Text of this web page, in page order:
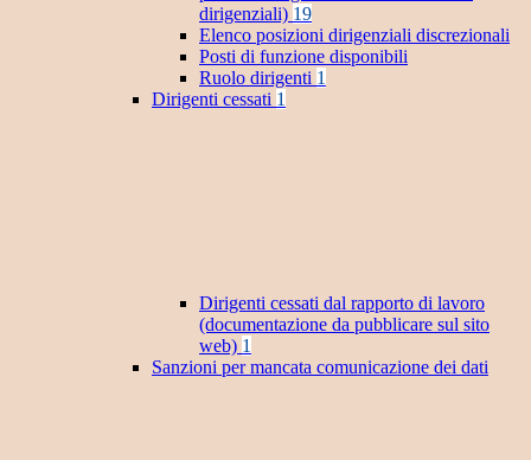
dirigenziali) 19
Elenco posizioni dirigenziali discrezionali
Posti di funzione disponibili
Ruolo dirigenti 1
Dirigenti cessati 1
Dirigenti cessati dal rapporto di lavoro
(documentazione da pubblicare sul sito
web) 1
Sanzioni per mancata comunicazione dei dati